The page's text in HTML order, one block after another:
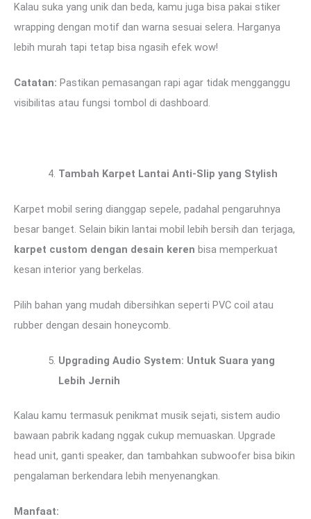
Kalau suka yang unik dan beda, kamu juga bisa pakai stiker
wrapping dengan motif dan warna sesuai selera. Harganya
lebih murah tapi tetap bisa ngasih efek wow!
Catatan: Pastikan pemasangan rapi agar tidak mengganggu
visibilitas atau fungsi tombol di dashboard.
Tambah Karpet Lantai Anti-Slip yang Stylish
Karpet mobil sering dianggap sepele, padahal pengaruhnya
besar banget. Selain bikin lantai mobil lebih bersih dan terjaga,
karpet custom dengan desain keren bisa memperkuat
kesan interior yang berkelas.
Pilih bahan yang mudah dibersihkan seperti PVC coil atau
rubber dengan desain honeycomb.
Upgrading Audio System: Untuk Suara yang
Lebih Jernih
Kalau kamu termasuk penikmat musik sejati, sistem audio
bawaan pabrik kadang nggak cukup memuaskan. Upgrade
head unit, ganti speaker, dan tambahkan subwoofer bisa bikin
pengalaman berkendara lebih menyenangkan.
Manfaat: